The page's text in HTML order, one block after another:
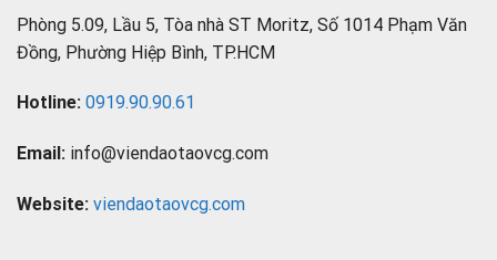
Phòng 5.09, Lầu 5, Tòa nhà ST Moritz, Số 1014 Phạm Văn
Đồng, Phường Hiệp Bình, TP.HCM
Hotline: 0919.90.90.61
Email: info@viendaotaovcg.com
Website: viendaotaovcg.com